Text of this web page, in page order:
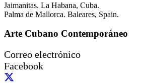
Jaimanitas. La Habana, Cuba.
Palma de Mallorca. Baleares, Spain.
Arte Cubano Contemporáneo
Correo electrónico
Facebook